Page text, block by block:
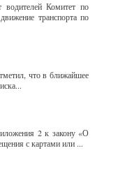
водителей Комитет по
транспорта по
что в ближайшее
2 к закону «О
с картами или ...